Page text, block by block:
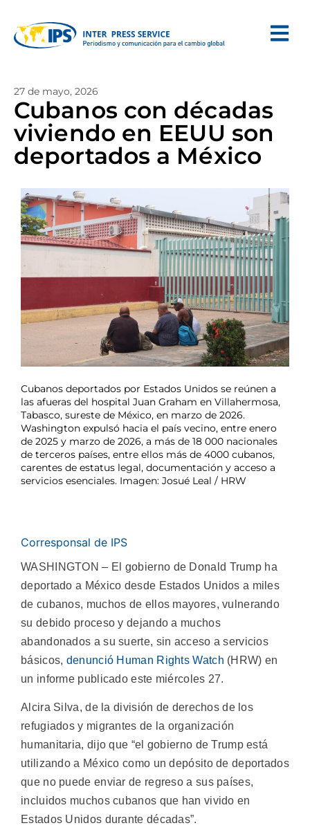
27 de mayo, 2026
Cubanos con décadas
viviendo en EEUU son
deportados a México
Cubanos deportados por Estados Unidos se reúnen a
las afueras del hospital Juan Graham en Villahermosa,
Tabasco, sureste de México, en marzo de 2026.
Washington expulsó hacia el país vecino, entre enero
de 2025 y marzo de 2026, a más de 18 000 nacionales
de terceros países, entre ellos más de 4000 cubanos,
carentes de estatus legal, documentación y acceso a
servicios esenciales. Imagen: Josué Leal / HRW
Corresponsal de IPS
WASHINGTON – El gobierno de Donald Trump ha
deportado a México desde Estados Unidos a miles
de cubanos, muchos de ellos mayores, vulnerando
su debido proceso y dejando a muchos
abandonados a su suerte, sin acceso a servicios
básicos, denunció Human Rights Watch (HRW) en
un informe publicado este miércoles 27.
Alcira Silva, de la división de derechos de los
refugiados y migrantes de la organización
humanitaria, dijo que “el gobierno de Trump está
utilizando a México como un depósito de deportados
que no puede enviar de regreso a sus países,
incluidos muchos cubanos que han vivido en
Estados Unidos durante décadas”.